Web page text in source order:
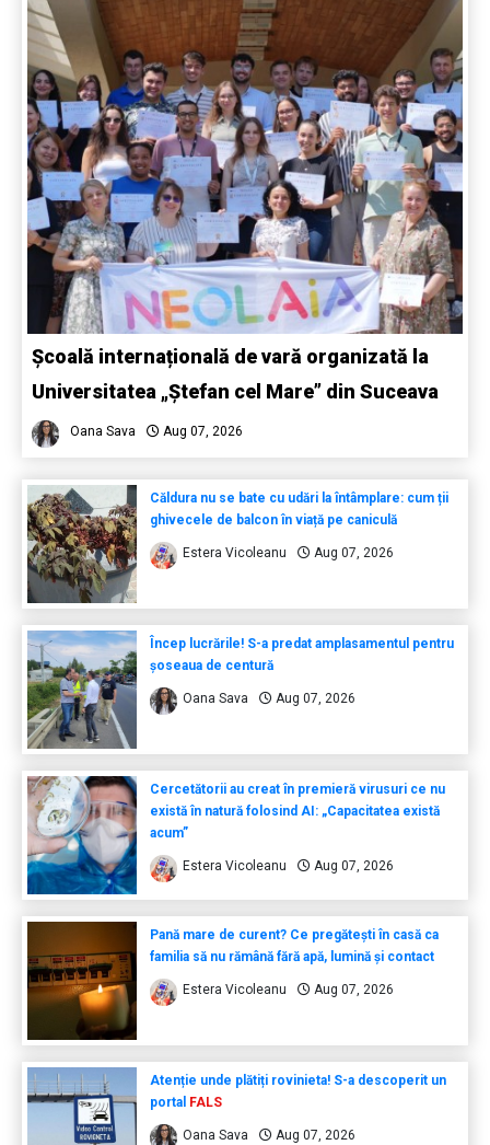
Școală internațională de vară organizată la
Universitatea „Ștefan cel Mare” din Suceava
Oana Sava Aug 07, 2026
Căldura nu se bate cu udări la întâmplare: cum ții
ghivecele de balcon în viață pe caniculă
Estera Vicoleanu Aug 07, 2026
Încep lucrările! S-a predat amplasamentul pentru
șoseaua de centură
Oana Sava Aug 07, 2026
Cercetătorii au creat în premieră virusuri ce nu
există în natură folosind AI: „Capacitatea există
acum”
Estera Vicoleanu Aug 07, 2026
Pană mare de curent? Ce pregătești în casă ca
familia să nu rămână fără apă, lumină și contact
Estera Vicoleanu Aug 07, 2026
Atenție unde plătiți rovinieta! S-a descoperit un
portal FALS
Oana Sava Aug 07, 2026